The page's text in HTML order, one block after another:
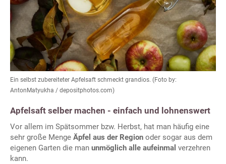
Ein selbst zubereiteter Apfelsaft schmeckt grandios. (Foto by:
AntonMatyukha / depositphotos.com)
Apfelsaft selber machen - einfach und lohnenswert
Vor allem im Spätsommer bzw. Herbst, hat man häufig eine
sehr große Menge Äpfel aus der Region oder sogar aus dem
eigenen Garten die man unmöglich alle aufeinmal verzehren
kann.